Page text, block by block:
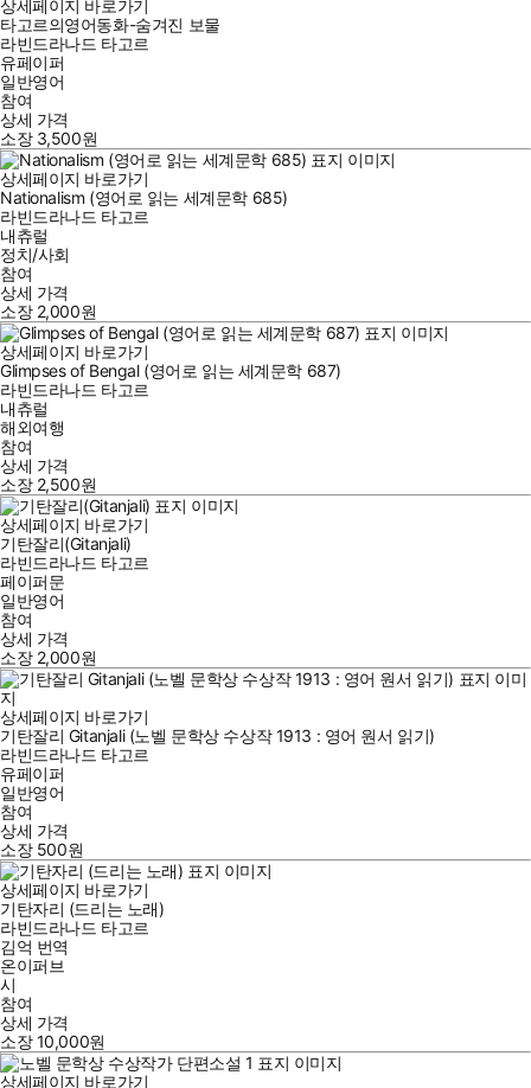
상세페이지 바로가기
타고르의영어동화-숨겨진 보물
라빈드라나드 타고르
유페이퍼
일반영어
참여
상세 가격
소장 3,500원
상세페이지 바로가기
Nationalism (영어로 읽는 세계문학 685)
라빈드라나드 타고르
내츄럴
정치/사회
참여
상세 가격
소장 2,000원
상세페이지 바로가기
Glimpses of Bengal (영어로 읽는 세계문학 687)
라빈드라나드 타고르
내츄럴
해외여행
참여
상세 가격
소장 2,500원
상세페이지 바로가기
기탄잘리(Gitanjali)
라빈드라나드 타고르
페이퍼문
일반영어
참여
상세 가격
소장 2,000원
상세페이지 바로가기
기탄잘리 Gitanjali (노벨 문학상 수상작 1913 : 영어 원서 읽기)
라빈드라나드 타고르
유페이퍼
일반영어
참여
상세 가격
소장 500원
상세페이지 바로가기
기탄자리 (드리는 노래)
라빈드라나드 타고르
김억 번역
온이퍼브
시
참여
상세 가격
소장10,000원
상세페이지 바로가기